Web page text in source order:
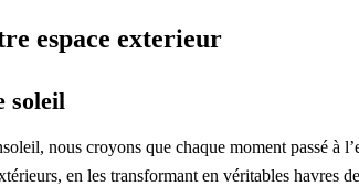
espace exterieur
soleil
nous croyons que chaque moment passé à
en les transformant en véritables havres